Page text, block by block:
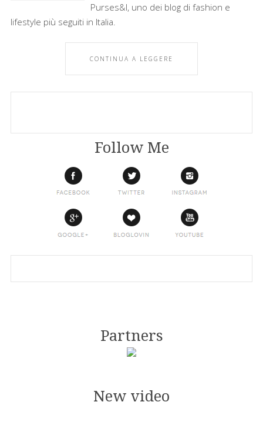
Purses&I, uno dei blog di fashion e
lifestyle più seguiti in Italia.
CONTINUA A LEGGERE
Follow Me
Partners
New video